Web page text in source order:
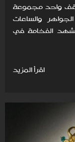
واحد مجموعة
والساعات
الفخامة في
اقرأ المزيد